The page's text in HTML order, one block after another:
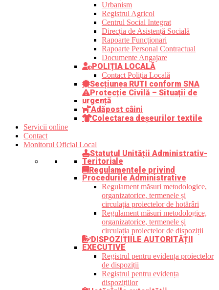
Urbanism
Registrul Agricol
Centrul Social Integrat
Direcția de Asistență Socială
Rapoarte Funcționari
Rapoarte Personal Contractual
Documente Angajare
POLIȚIA LOCALĂ
Contact Poliția Locală
Secțiunea RUTI conform SNA
Protecție Civilă – Situații de
urgență
Adăpost câini
Colectarea deșeurilor textile
Servicii online
Contact
Monitorul Oficial Local
Statutul Unității Administrativ-
Teritoriale
Regulamentele privind
Procedurile Administrative
Regulament măsuri metodologice,
organizatorice, termenele și
circulația proiectelor de hotărâri
Regulament măsuri metodologice,
organizatorice, termenele și
circulația proiectelor de dispoziții
DISPOZIȚIILE AUTORITĂȚII
EXECUTIVE
Registrul pentru evidența proiectelor
de dispoziții
Registrul pentru evidența
dispozițiilor